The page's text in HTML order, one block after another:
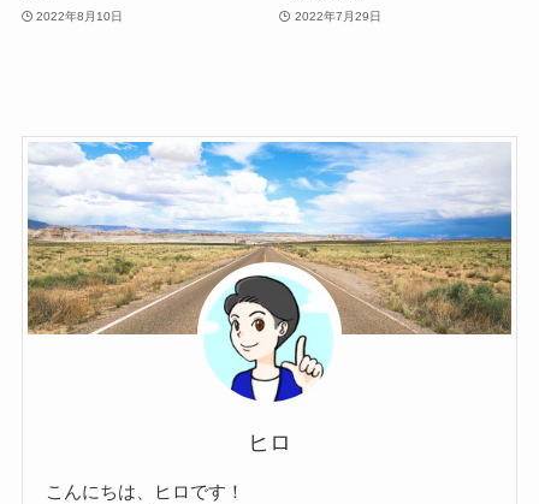
2022年8月10日 2022年7月29日
ヒロ
こんにちは、ヒロです！